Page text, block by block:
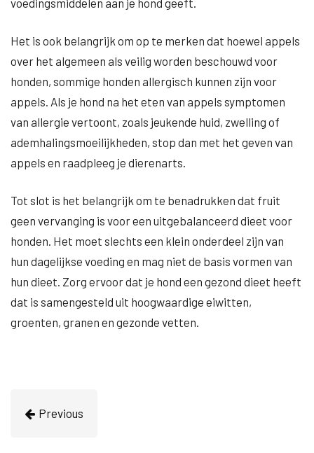
voedingsmiddelen aan je hond geeft.
Het is ook belangrijk om op te merken dat hoewel appels
over het algemeen als veilig worden beschouwd voor
honden, sommige honden allergisch kunnen zijn voor
appels. Als je hond na het eten van appels symptomen
van allergie vertoont, zoals jeukende huid, zwelling of
ademhalingsmoeilijkheden, stop dan met het geven van
appels en raadpleeg je dierenarts.
Tot slot is het belangrijk om te benadrukken dat fruit
geen vervanging is voor een uitgebalanceerd dieet voor
honden. Het moet slechts een klein onderdeel zijn van
hun dagelijkse voeding en mag niet de basis vormen van
hun dieet. Zorg ervoor dat je hond een gezond dieet heeft
dat is samengesteld uit hoogwaardige eiwitten,
groenten, granen en gezonde vetten.
Previous